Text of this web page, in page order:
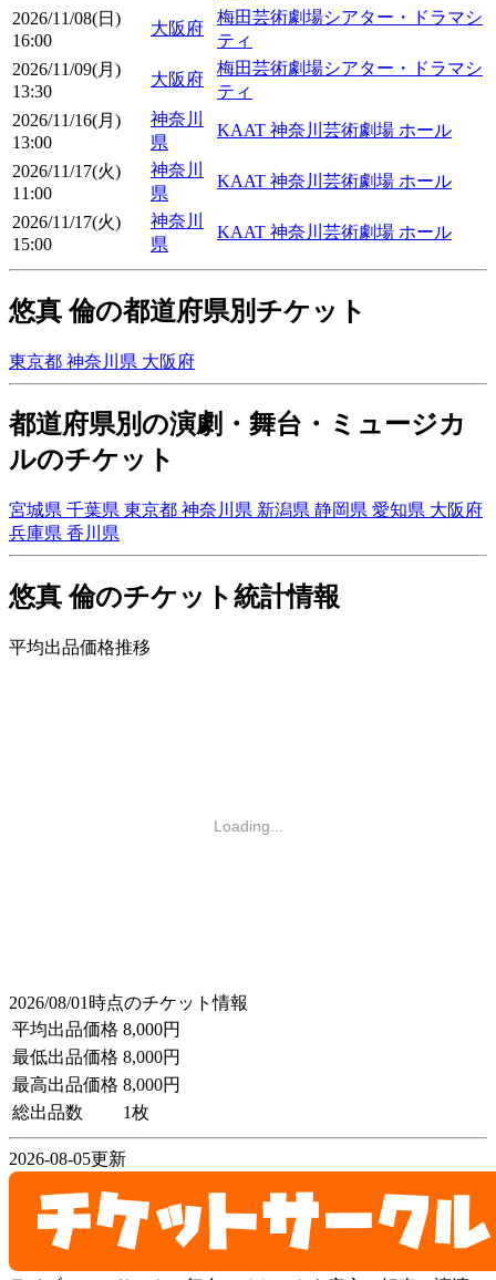
2026/11/08(日)
16:00
大阪府
梅田芸術劇場シアター・ドラマシ
ティ
2026/11/09(月)
13:30
大阪府
梅田芸術劇場シアター・ドラマシ
ティ
2026/11/16(月)
13:00
神奈川
県
KAAT 神奈川芸術劇場 ホール
2026/11/17(火)
11:00
神奈川
県
KAAT 神奈川芸術劇場 ホール
2026/11/17(火)
15:00
神奈川
県
KAAT 神奈川芸術劇場 ホール
悠真 倫の都道府県別チケット
東京都 神奈川県 大阪府
都道府県別の演劇・舞台・ミュージカ
ルのチケット
宮城県 千葉県 東京都 神奈川県 新潟県 静岡県 愛知県 大阪府
兵庫県 香川県
悠真 倫のチケット統計情報
平均出品価格推移
Loading...
2026/08/01時点のチケット情報
平均出品価格 8,000円
最低出品価格 8,000円
最高出品価格 8,000円
総出品数
1枚
2026-08-05更新